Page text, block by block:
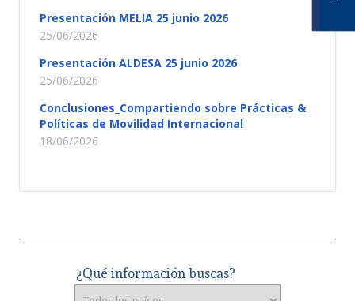
Presentación MELIA 25 junio 2026
25/06/2026
Presentación ALDESA 25 junio 2026
25/06/2026
Conclusiones_Compartiendo sobre Prácticas &
Políticas de Movilidad Internacional
18/06/2026
¿Qué información buscas?